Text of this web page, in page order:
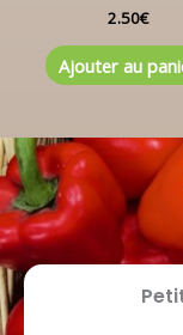
2.50€
Ajouter au